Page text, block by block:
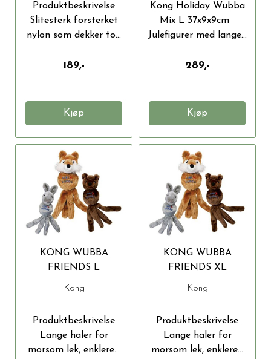
Produktbeskrivelse
Slitesterk forsterket
nylon som dekker to...
189,-
Kjøp
Kong Holiday Wubba
Mix L 37x9x9cm
Julefigurer med lange...
289,-
Kjøp
KONG WUBBA
FRIENDS L
41X11X9.5CM
Kong
Produktbeskrivelse
Lange haler for
morsom lek, enklere...
KONG WUBBA
FRIENDS XL
51X14X11CM
Kong
Produktbeskrivelse
Lange haler for
morsom lek, enklere...